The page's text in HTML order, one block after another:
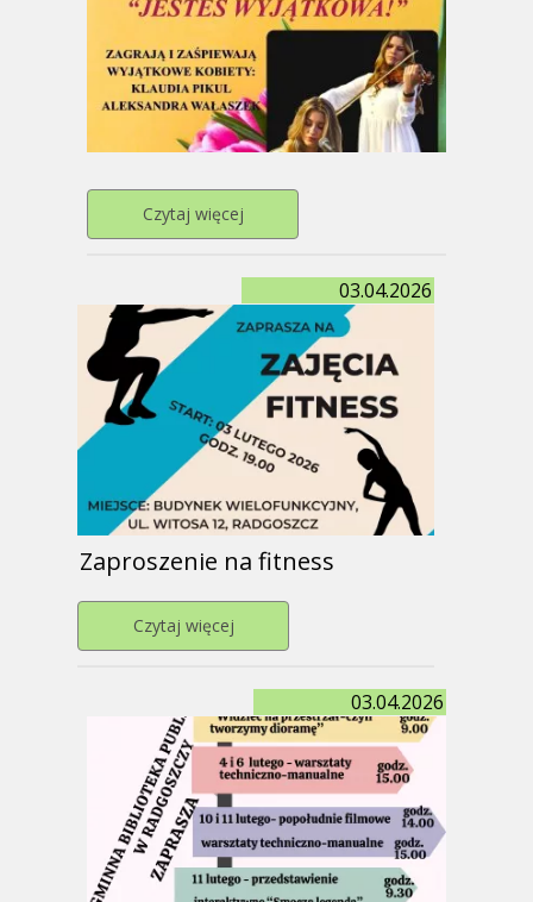
Czytaj więcejPrzejdź do strony
03.04.2026
Zaproszenie na fitness
Czytaj więcejPrzejdź do strony Zaproszenie na
03.04.2026